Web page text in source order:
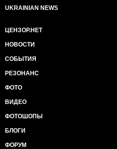
UKRAINIAN NEWS
ЦЕНЗОР.НЕТ
НОВОСТИ
СОБЫТИЯ
РЕЗОНАНС
ФОТО
ВИДЕО
ФОТОШОПЫ
БЛОГИ
ФОРУМ